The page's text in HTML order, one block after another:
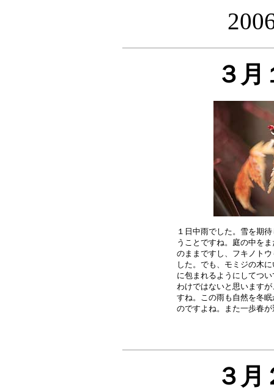
３月
１日中雨でした。雪を期
うことですね。庭の中を
のままですし、フキノト
した。でも、モミジの木
に包まれるようにしてつ
わけではないと思います
すね。この雨も自然を冬
３月